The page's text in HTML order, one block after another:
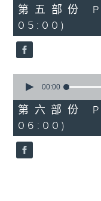
55
minutes,
20
seconds
第五部份
05:00)
seconds
55
minutes,
10
seconds
00:00
第六部份
06:00)